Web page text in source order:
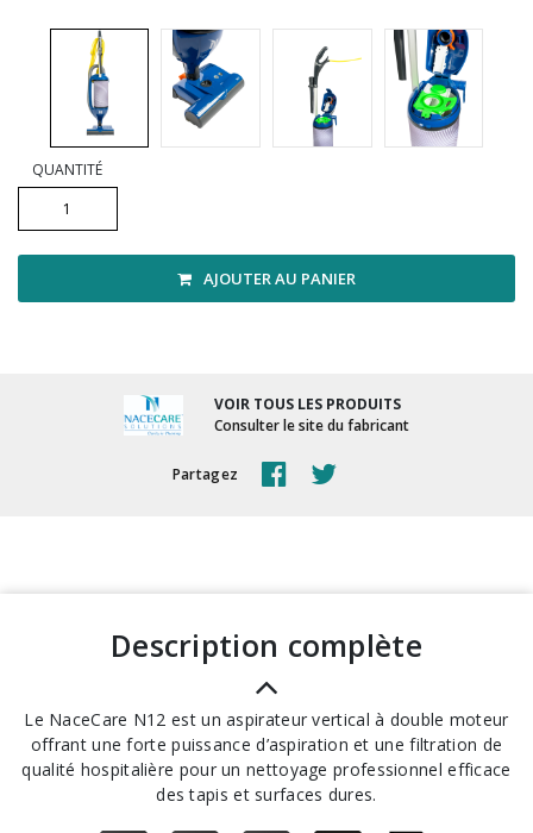
Tapis
Vadrouilles, manches et cadres
QUANTITÉ
AJOUTER AU PANIER
VOIR TOUS LES PRODUITS
Consulter le site du fabricant
Partagez
description complète
Le NaceCare N12 est un aspirateur vertical à double moteur
offrant une forte puissance d’aspiration et une filtration de
qualité hospitalière pour un nettoyage professionnel efficace
des tapis et surfaces dures.